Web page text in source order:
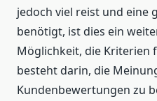
jedoch viel reist und eine
benötigt, ist dies ein
Möglichkeit, die Kriterien
besteht darin, die
Kundenbewertungen zu